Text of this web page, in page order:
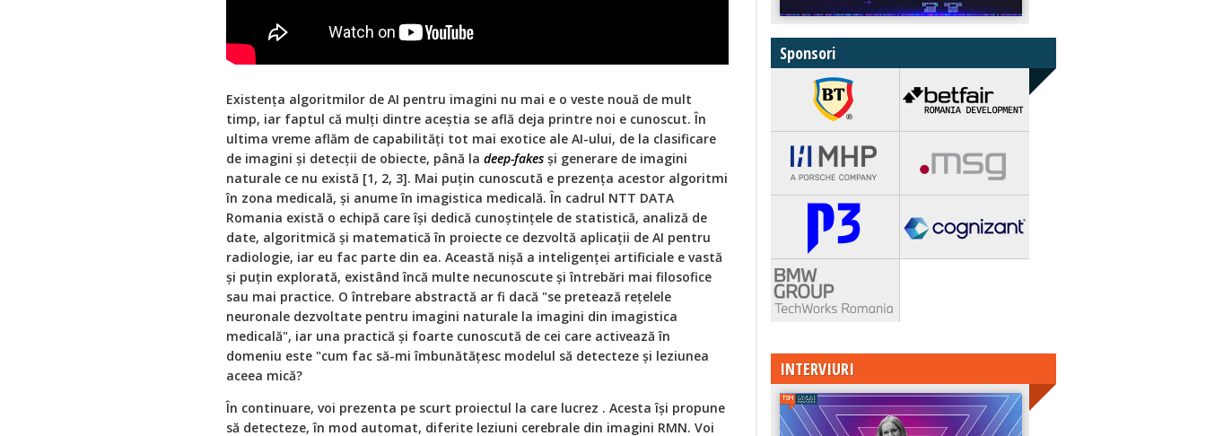
Existența algoritmilor de AI pentru imagini nu mai e o veste nouă de mult
timp, iar faptul că mulți dintre aceștia se află deja printre noi e cunoscut. În
ultima vreme aflăm de capabilități tot mai exotice ale AI-ului, de la clasificare
de imagini și detecții de obiecte, până la deep-fakes și generare de imagini
naturale ce nu există [1, 2, 3]. Mai puțin cunoscută e prezența acestor algoritmi
în zona medicală, și anume în imagistica medicală. În cadrul NTT DATA
Romania există o echipă care își dedică cunoștințele de statistică, analiză de
date, algoritmică și matematică în proiecte ce dezvoltă aplicații de AI pentru
radiologie, iar eu fac parte din ea. Această nișă a inteligenței artificiale e vastă
și puțin explorată, existând încă multe necunoscute și întrebări mai filosofice
sau mai practice. O întrebare abstractă ar fi dacă "se pretează rețelele
neuronale dezvoltate pentru imagini naturale la imagini din imagistica
medicală", iar una practică și foarte cunoscută de cei care activează în
domeniu este "cum fac să-mi îmbunătățesc modelul să detecteze și leziunea
aceea mică?
În continuare, voi prezenta pe scurt proiectul la care lucrez . Acesta își propune
să detecteze, în mod automat, diferite leziuni cerebrale din imagini RMN. Voi
Sponsori
INTERVIURI